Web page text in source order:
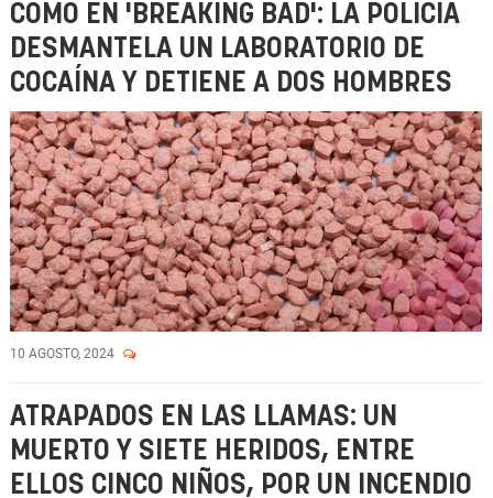
COMO EN 'BREAKING BAD': LA POLICÍA
DESMANTELA UN LABORATORIO DE
COCAÍNA Y DETIENE A DOS HOMBRES
10 AGOSTO, 2024
ATRAPADOS EN LAS LLAMAS: UN
MUERTO Y SIETE HERIDOS, ENTRE
ELLOS CINCO NIÑOS, POR UN INCENDIO